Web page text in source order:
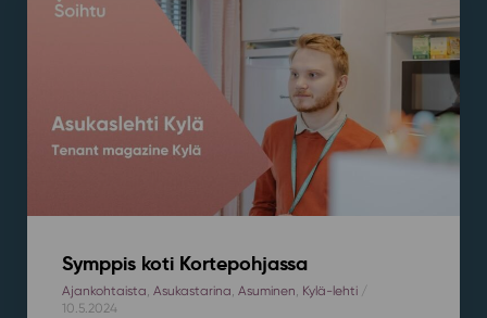
Symppis koti Kortepohjassa
Ajankohtaista, Asukastarina, Asuminen, Kylä-lehti/
10.5.2024